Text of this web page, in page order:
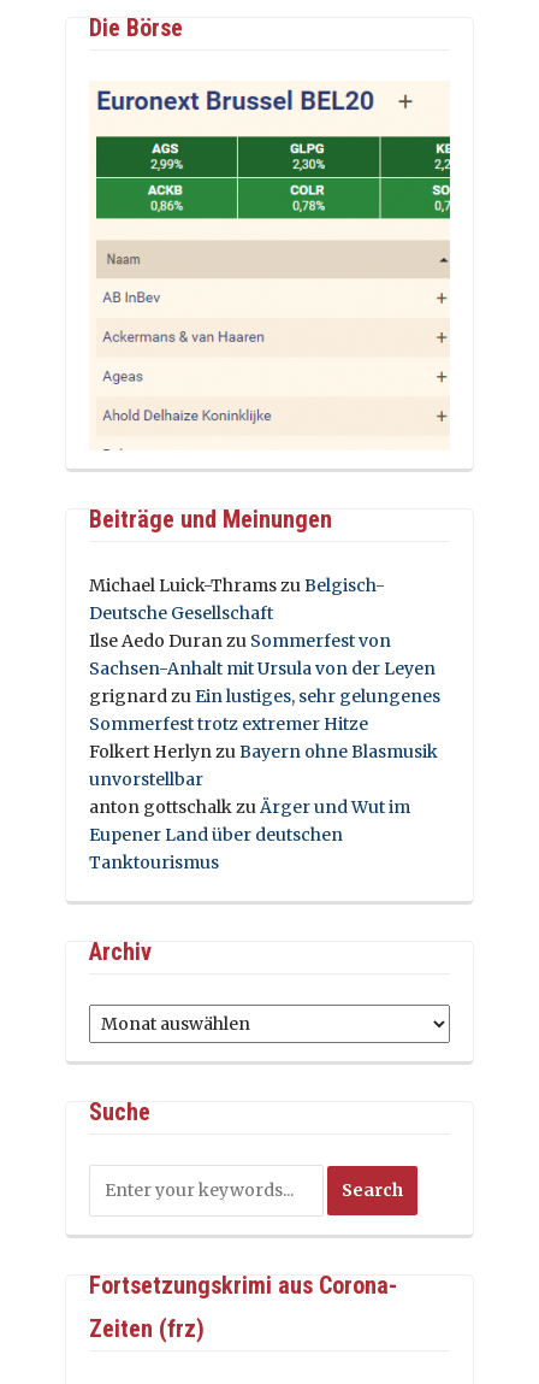
Die Börse
Beiträge und Meinungen
Michael Luick-ThramszuBelgisch-
Deutsche Gesellschaft
Ilse Aedo Duranzu Sommerfest von
Sachsen-Anhalt mit Ursula von der Leyen
grignardzuEin lustiges, sehr gelungenes
Sommerfest trotz extremer Hitze
Folkert HerlynzuBayern ohne Blasmusik
unvorstellbar
anton gottschalkzuÄrger und Wut im
Eupener Land über deutschen
Tanktourismus
Archiv
Archiv
Suche
Fortsetzungskrimi aus Corona-
Zeiten (frz)